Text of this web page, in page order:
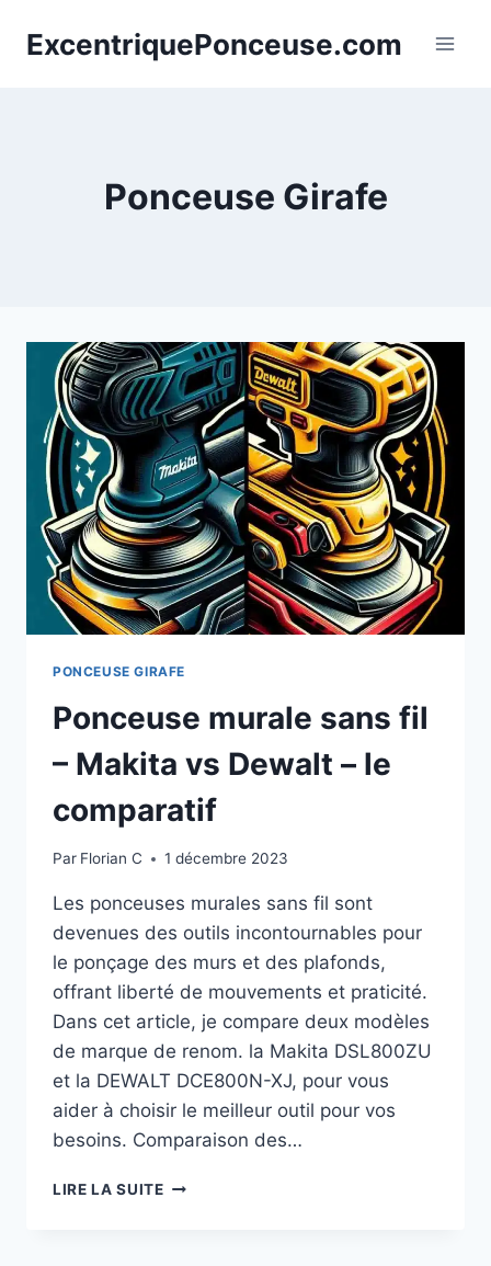
ExcentriquePonceuse.com
Ponceuse Girafe
PONCEUSE GIRAFE
Ponceuse murale sans fil
– Makita vs Dewalt – le
comparatif
Par Florian C 1 décembre 2023
Les ponceuses murales sans fil sont
devenues des outils incontournables pour
le ponçage des murs et des plafonds,
offrant liberté de mouvements et praticité.
Dans cet article, je compare deux modèles
de marque de renom. la Makita DSL800ZU
et la DEWALT DCE800N-XJ, pour vous
aider à choisir le meilleur outil pour vos
besoins. Comparaison des…
LIRE LA SUITEPONCEUSE